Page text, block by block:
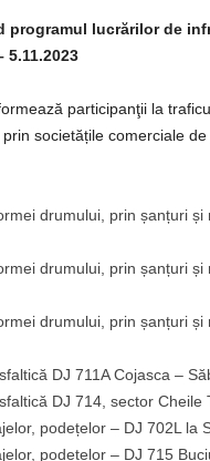
programul lucrărilor de
5.11.2023
participanţii la
societățile comerciale
drumului, prin șanțuri
drumului, prin șanțuri
drumului, prin șanțuri
DJ 711A Cojasca –
DJ 714, sector Cheile
podețelor – DJ 702L la
podețelor – DJ 715